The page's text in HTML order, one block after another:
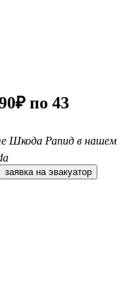
по 43
Шкода Рапид в нашем
заявка на эвакуатор